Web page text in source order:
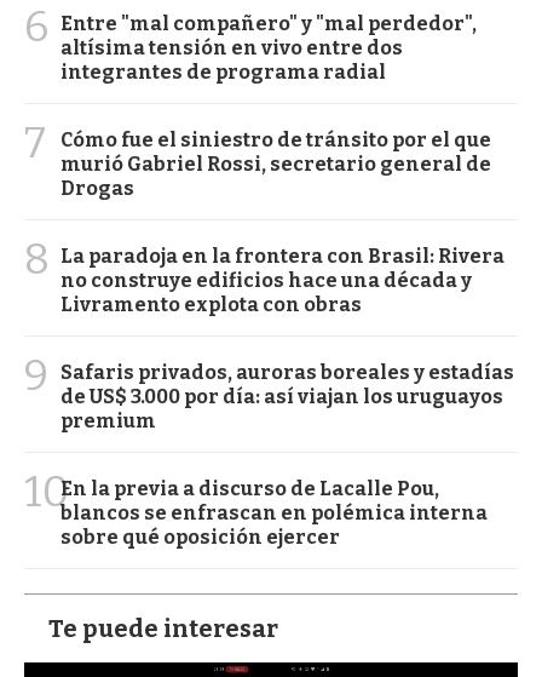
6
Entre "mal compañero" y "mal perdedor",
altísima tensión en vivo entre dos
integrantes de programa radial
7
Cómo fue el siniestro de tránsito por el que
murió Gabriel Rossi, secretario general de
Drogas
8
La paradoja en la frontera con Brasil: Rivera
no construye edificios hace una década y
Livramento explota con obras
9
Safaris privados, auroras boreales y estadías
de US$ 3.000 por día: así viajan los uruguayos
premium
10En la previa a discurso de Lacalle Pou,
blancos se enfrascan en polémica interna
sobre qué oposición ejercer
Te puede interesar